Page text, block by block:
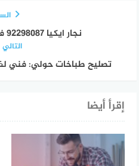
نجار ايكيا 92298087 فك وتركيب بالكويت
التالي
تصليح طباخات حولي: فني
إقرأ أيضا